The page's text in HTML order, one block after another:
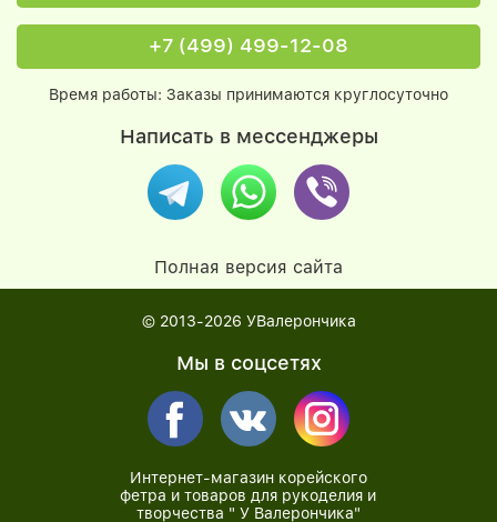
+7 (499) 499-12-08
Время работы: Заказы принимаются круглосуточно
Написать в мессенджеры
Полная версия сайта
© 2013-2026 УВалерончика
Мы в соцсетях
Интернет-магазин корейского
фетра и товаров для рукоделия и
творчества " У Валерончика"